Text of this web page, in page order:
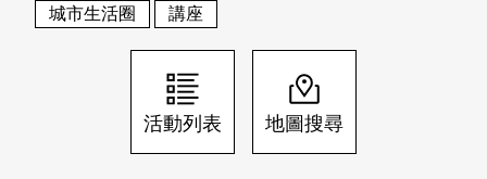
刊物索取地點
刊登活動
日本語 登入/註冊
城市生活圈
講座
活動列表 地圖搜尋